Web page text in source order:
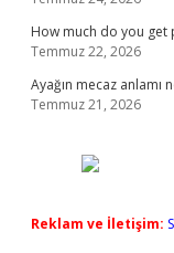
How much do you
Temmuz 22, 2026
Ayağın mecaz anlamı
Temmuz 21, 2026
Reklam ve İletişim: